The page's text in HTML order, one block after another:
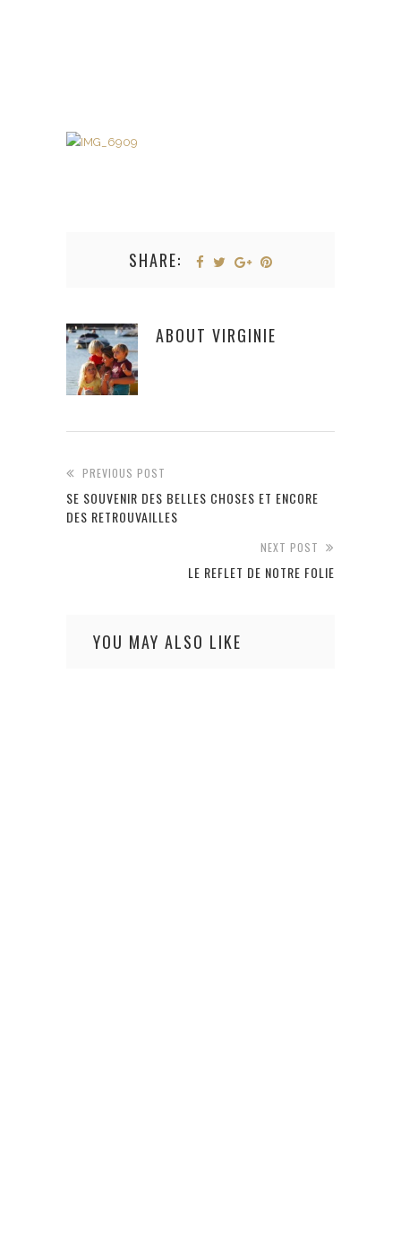
SHARE:
ABOUT VIRGINIE
PREVIOUS POST
SE SOUVENIR DES BELLES CHOSES ET ENCORE
DES RETROUVAILLES
NEXT POST
LE REFLET DE NOTRE FOLIE
YOU MAY ALSO LIKE